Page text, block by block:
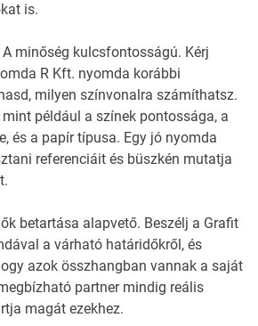
is.
A minőség kulcsfontosságú. Kérj
R Kft. nyomda korábbi
milyen színvonalra számíthatsz.
mint például a színek pontossága, a
és a papír típusa. Egy jó nyomda
referenciáit és büszkén mutatja
betartása alapvető. Beszélj a Grafit
a várható határidőkről, és
azok összhangban vannak a saját
partner mindig reális
magát ezekhez.